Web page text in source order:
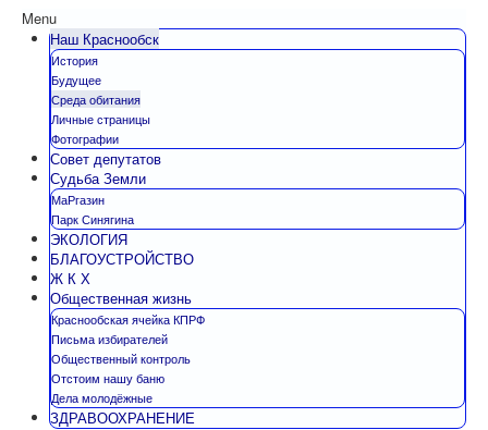
Menu
Наш Краснообск
История
Будущее
Среда обитания
Личные страницы
Фотографии
Совет депутатов
Судьба Земли
МаРгазин
Парк Синягина
ЭКОЛОГИЯ
БЛАГОУСТРОЙСТВО
Ж К Х
Общественная жизнь
Краснообская ячейка КПРФ
Письма избирателей
Общественный контроль
Отстоим нашу баню
Дела молодёжные
ЗДРАВООХРАНЕНИЕ